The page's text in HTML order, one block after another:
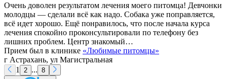
Очень доволен результатом лечения моего питомца! Девчонки
молодцы — сделали всё как надо. Собака уже поправляется,
всё идет хорошо. Ещё понравилось, что после начала курса
лечения спокойно проконсультировали по телефону без
лишних проблем. Центр знакомый…
Прием был в клинике «Любимые питомцы»
г Астрахань, ул Магистральная
1
2 ... 8